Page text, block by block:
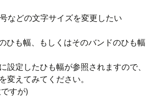
などの文字サイズを変更したい
ひも幅、もしくはそのバンドのひも幅
定したひも幅が参照されますので、
変えてみてください。
すが)